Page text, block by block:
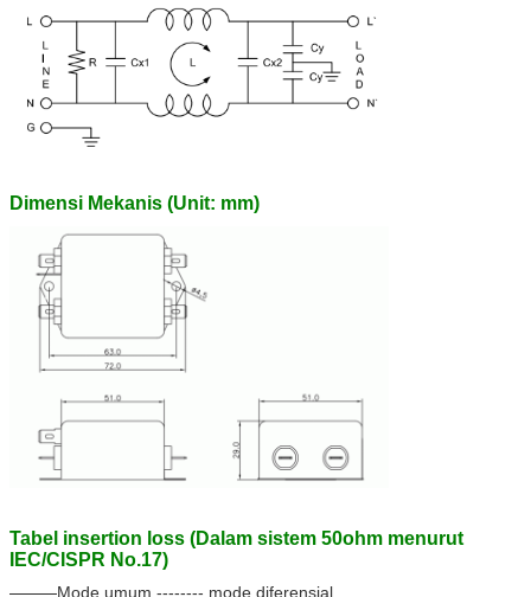
Dimensi Mekanis (Unit: mm)
Tabel insertion loss (Dalam sistem 50ohm menurut
IEC/CISPR No.17)
Mode umum -------- mode diferensial